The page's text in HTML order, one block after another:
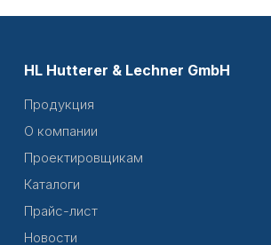
HL Hutterer & Lechner GmbH
Продукция
О компании
Проектировщикам
Каталоги
Прайс-лист
Новости